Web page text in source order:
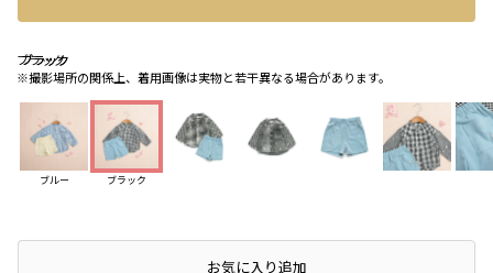
ブラック
※撮影場所の関係上、着用画像は実物と若干異なる場合があります。
ブラック
ブラック
ブルー ブラック
店頭在庫を確認するお気に入り追加